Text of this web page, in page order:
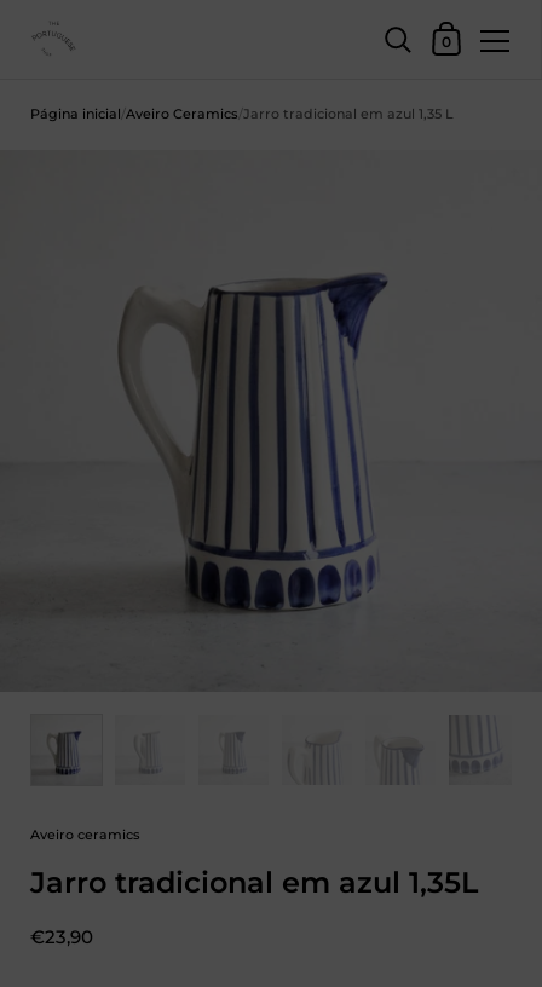
Carrinho de
0
Página inicial/Aveiro Ceramics/Jarro tradicional em azul 1,35 L
Aveiro ceramics
Jarro tradicional em azul 1,35L
Preço:
€23,90